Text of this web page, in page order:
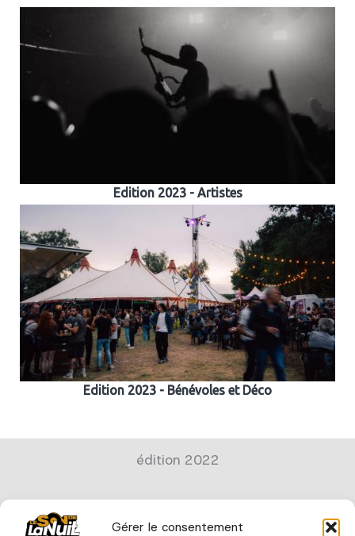
Gérer le consentement
Edition 2023 - Artistes
Edition 2023 - Bénévoles et Déco
édition 2022